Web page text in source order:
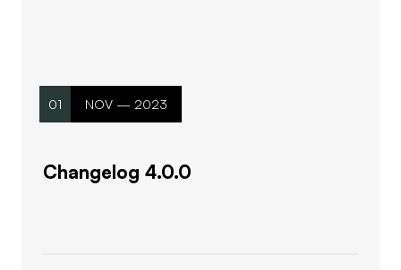
01 NOV — 2023
Changelog 4.0.0